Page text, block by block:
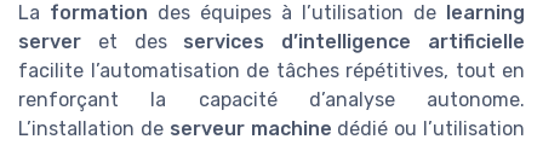
La formation des équipes à l’utilisation de
learning
server et des services d’intelligence artificielle
facilite l’automatisation de tâches répétitives, tout en
renforçant la capacité d’analyse autonome.
L’installation de serveur machine dédié ou l’utilisation